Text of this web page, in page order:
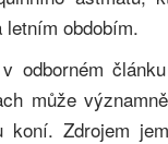
obdobím.
v odborném
může
koní. Zdrojem